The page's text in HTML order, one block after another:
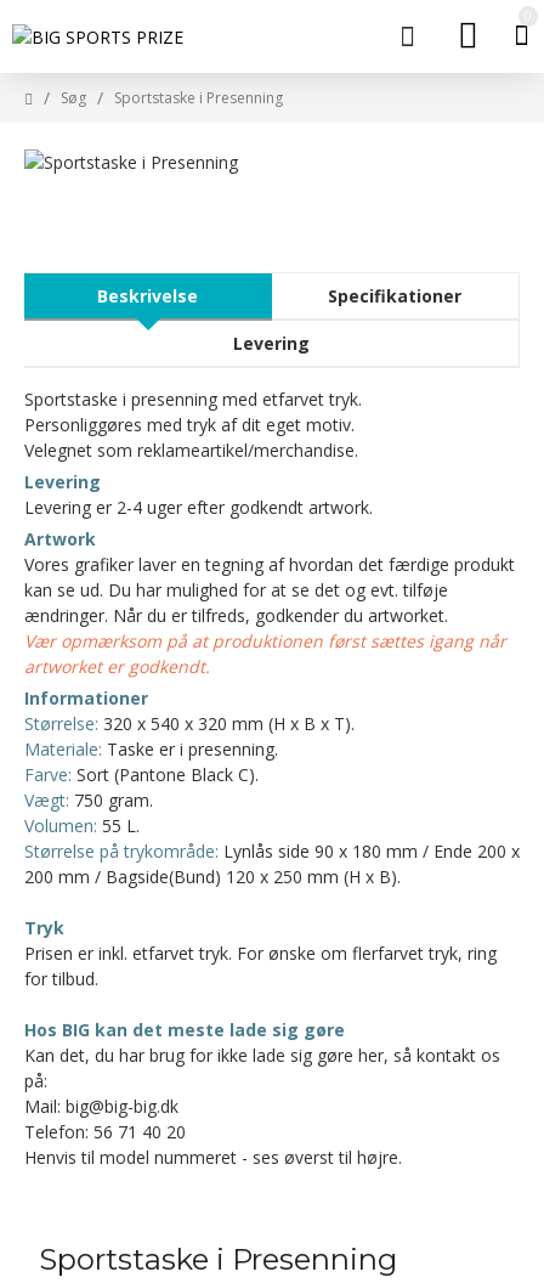
Søg Sportstaske i Presenning
Beskrivelse Specifikationer
Levering
Sportstaske i presenning med etfarvet tryk.
Personliggøres med tryk af dit eget motiv.
Velegnet som reklameartikel/merchandise.
Levering
Levering er 2-4 uger efter godkendt artwork.
Artwork
Vores grafiker laver en tegning af hvordan det færdige produkt
kan se ud. Du har mulighed for at se det og evt. tilføje
ændringer. Når du er tilfreds, godkender du artworket.
Vær opmærksom på at produktionen først sættes igang når
artworket er godkendt.
Informationer
Størrelse: 320 x 540 x 320 mm (H x B x T).
Materiale: Taske er i presenning.
Farve: Sort (Pantone Black C).
Vægt: 750 gram.
Volumen: 55 L.
Størrelse på trykområde: Lynlås side 90 x 180 mm / Ende 200 x
200 mm / Bagside(Bund) 120 x 250 mm (H x B).
Tryk
Prisen er inkl. etfarvet tryk. For ønske om flerfarvet tryk, ring
for tilbud.
Hos BIG kan det meste lade sig gøre
Kan det, du har brug for ikke lade sig gøre her, så kontakt os
på:
Mail: big@big-big.dk
Telefon: 56 71 40 20
Henvis til model nummeret - ses øverst til højre.
Sportstaske i Presenning